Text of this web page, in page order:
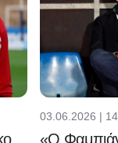
03.06.2026 |
«Ο